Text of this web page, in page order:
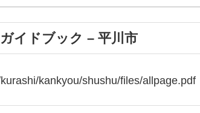
イドブック – 平川市
kankyou/shushu/files/allpage.pdf